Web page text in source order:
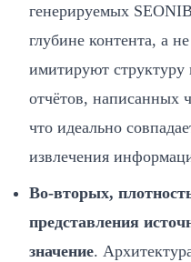
генерируемых
глубине контента, а
имитируют структуру
отчётов, написанных
что идеально
извлечения
Во‑вторых,
представления
значение.